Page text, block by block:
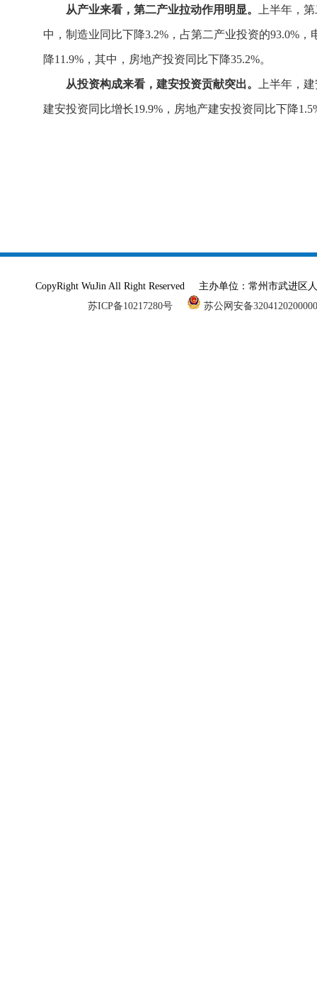
从产业来看，第二产业拉动作用明显。 上半年，
中，制造业同比下降3.2%，占第二产业投资的93.0%
降11.9%，其中，房地产投资同比下降35.2%。
从投资构成来看，建安投资贡献突出。 上半年，
建安投资同比增长19.9%，房地产建安投资同比下降
CopyRight WuJin All Right Reserved 主办单位：常州市武进
苏ICP备10217280号
苏公网安备